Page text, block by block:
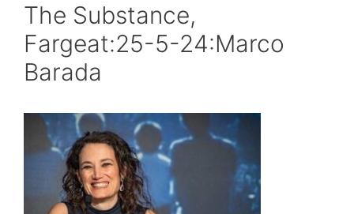
The Substance,
Fargeat:25-5-24:Marco
Barada